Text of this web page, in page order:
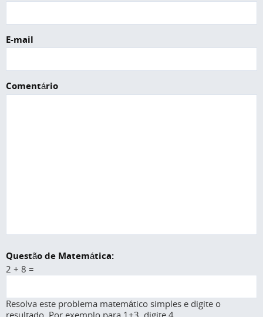
E-mail
Comentário
Questão de Matemática:
2 + 8 =
Resolva este problema matemático simples e digite o